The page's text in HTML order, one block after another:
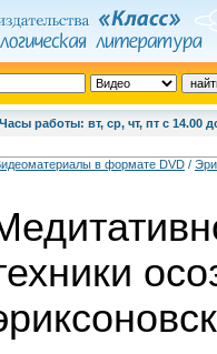
работы: вт, ср, чт, пт с 14.00
в формате DVD /